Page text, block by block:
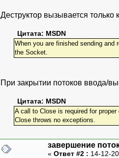
Деструктор вызывается
Цитата: MSDN
When you are finished sending
the Socket.
При закрытии потоков ввода/
Цитата: MSDN
A call to Close is required for
Close throws no exceptions.
завершение
« Ответ #2 : 14-12-